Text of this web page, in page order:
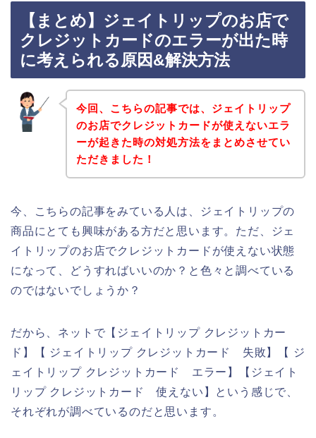
【まとめ】ジェイトリップのお店で
クレジットカードのエラーが出た時
に考えられる原因&解決方法
今回、こちらの記事では、ジェイトリップ
のお店でクレジットカードが使えないエラ
ーが起きた時の対処方法をまとめさせてい
ただきました！
今、こちらの記事をみている人は、ジェイトリップの
商品にとても興味がある方だと思います。ただ、ジェ
イトリップのお店でクレジットカードが使えない状態
になって、どうすればいいのか？と色々と調べている
のではないでしょうか？
だから、ネットで【ジェイトリップ クレジットカー
ド】【 ジェイトリップ クレジットカード 失敗】【 ジ
ェイトリップ クレジットカード エラー】【ジェイト
リップ クレジットカード 使えない】という感じで、
それぞれが調べているのだと思います。